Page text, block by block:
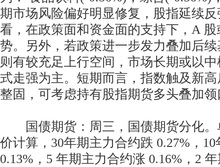
期市场风险偏好明显修复，股指延续
看，在政策面和资金面的支持下，A
势。另外，若政策进一步发力叠加后
则有较充足上行空间，市场长期或以
式走强为主。短期而言，指数触及新
整固，可考虑持有股指期货多头叠加
国债期货：周三，国债期货分化。
价计算，30年期主力合约跌 0.27%，
0.13%，5 年期主力合约涨 0.16%，2